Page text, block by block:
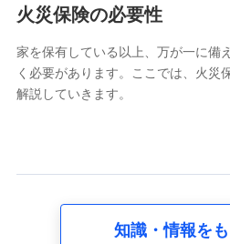
電話対応の品質向上およびお問合
6.採用応募者の個人情報
採用選考および入社手続を実施す
8.取引先個人情報
火災保険の必要性
家を保有している以上、万が一に備
く必要があります。ここでは、火災
解説していきます。
知識・情報を